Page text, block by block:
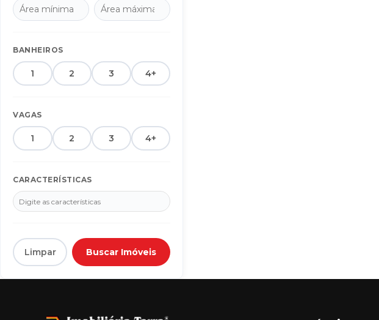
Vicentina/MS
Alto da Boa Vista
Alto das Paineiras
Altos da Monte Alegre 4
Alvorada 1
Amambaí
Área Rural de Dourados
Ares Park e Club
Bnh I Plano 7
BNH II
BNH II Plano
Bnh IV Plano
BANHEIROS
1 2 3 4+
VAGAS
1 2 3 4+
CARACTERÍSTICAS
Limpar Buscar Imóveis